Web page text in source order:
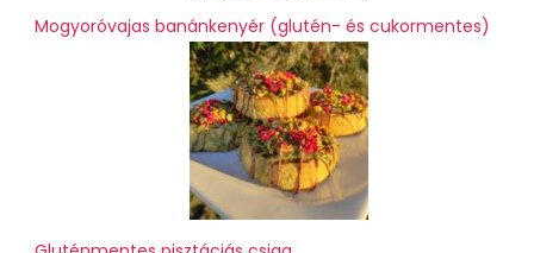
Mogyoróvajas banánkenyér (glutén- és cukormentes)